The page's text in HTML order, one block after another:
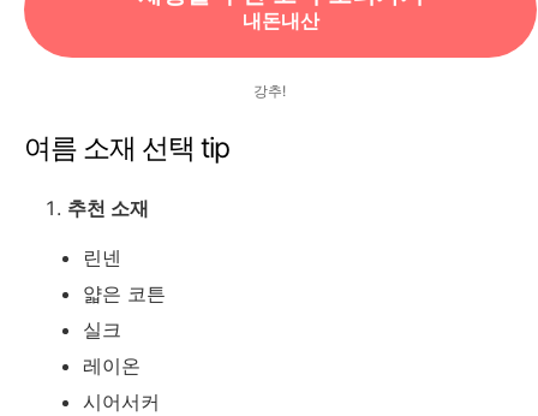
내돈내산
강추!
여름 소재 선택 tip
추천 소재
린넨
얇은 코튼
실크
레이온
시어서커